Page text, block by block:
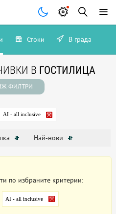
Стоки В града
В ГОСТИЛИЦА
ФИЛТРИ
AI - all inclusive
Най-нови
по избраните критерии:
AI - all inclusive